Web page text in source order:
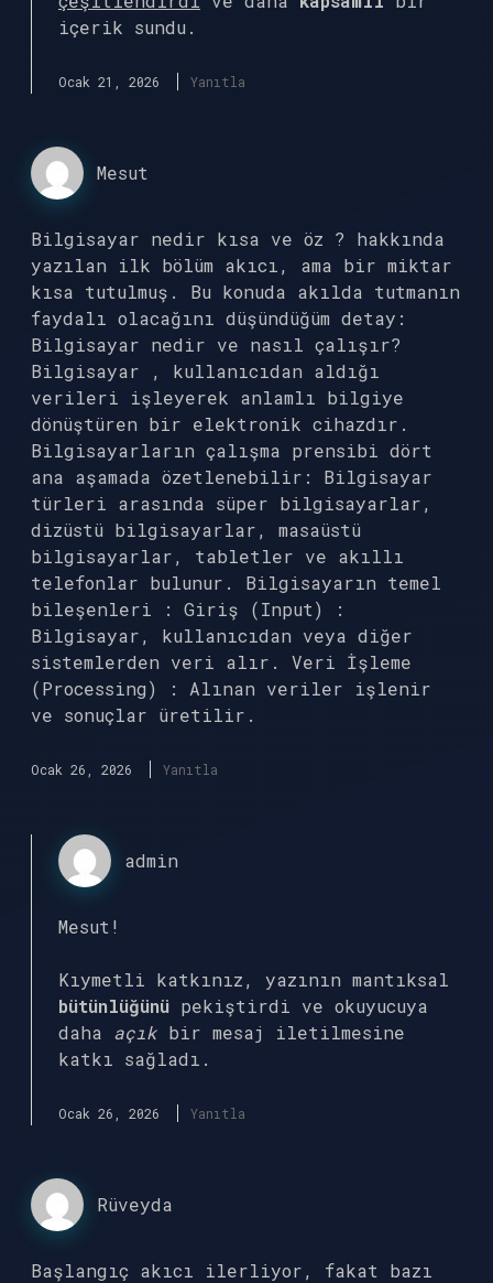
içerik sundu.
Ocak 21, 2026 Yanıtla
Mesut
Bilgisayar nedir kısa ve öz ? hakkında
yazılan ilk bölüm akıcı, ama bir miktar
kısa tutulmuş. Bu konuda akılda tutmanın
faydalı olacağını düşündüğüm detay:
Bilgisayar nedir ve nasıl çalışır?
Bilgisayar , kullanıcıdan aldığı
verileri işleyerek anlamlı bilgiye
dönüştüren bir elektronik cihazdır.
Bilgisayarların çalışma prensibi dört
ana aşamada özetlenebilir: Bilgisayar
türleri arasında süper bilgisayarlar,
dizüstü bilgisayarlar, masaüstü
bilgisayarlar, tabletler ve akıllı
telefonlar bulunur. Bilgisayarın temel
bileşenleri : Giriş (Input) :
Bilgisayar, kullanıcıdan veya diğer
sistemlerden veri alır. Veri İşleme
(Processing) : Alınan veriler işlenir
ve sonuçlar üretilir.
Ocak 26, 2026 Yanıtla
admin
Mesut!
Kıymetli katkınız, yazının mantıksal
bütünlüğünü pekiştirdi ve okuyucuya
daha açık bir mesaj iletilmesine
katkı sağladı.
Ocak 26, 2026 Yanıtla
Rüveyda
Başlangıç akıcı ilerliyor, fakat bazı